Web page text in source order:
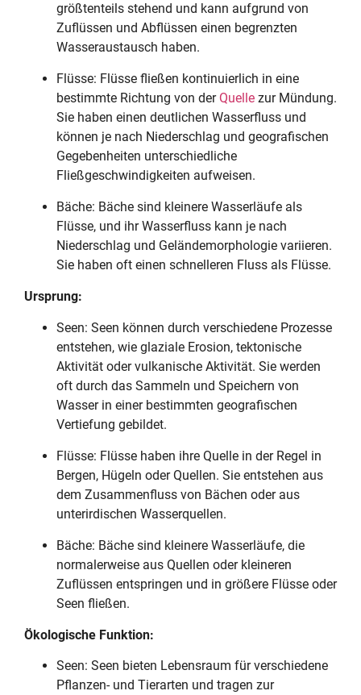
größtenteils stehend und kann aufgrund von
Zuflüssen und Abflüssen einen begrenzten
Wasseraustausch haben.
Flüsse: Flüsse fließen kontinuierlich in eine
bestimmte Richtung von derQuelle zur Mündung.
Sie haben einen deutlichen Wasserfluss und
können je nach Niederschlag und geografischen
Gegebenheiten unterschiedliche
Fließgeschwindigkeiten aufweisen.
Bäche: Bäche sind kleinere Wasserläufe als
Flüsse, und ihr Wasserfluss kann je nach
Niederschlag und Geländemorphologie variieren.
Sie haben oft einen schnelleren Fluss als Flüsse.
Ursprung:
Seen: Seen können durch verschiedene Prozesse
entstehen, wie glaziale Erosion, tektonische
Aktivität oder vulkanische Aktivität. Sie werden
oft durch das Sammeln und Speichern von
Wasser in einer bestimmten geografischen
Vertiefung gebildet.
Flüsse: Flüsse haben ihre Quelle in der Regel in
Bergen, Hügeln oder Quellen. Sie entstehen aus
dem Zusammenfluss von Bächen oder aus
unterirdischen Wasserquellen.
Bäche: Bäche sind kleinere Wasserläufe, die
normalerweise aus Quellen oder kleineren
Zuflüssen entspringen und in größere Flüsse oder
Seen fließen.
Ökologische Funktion:
Seen: Seen bieten Lebensraum für verschiedene
Pflanzen- und Tierarten und tragen zur